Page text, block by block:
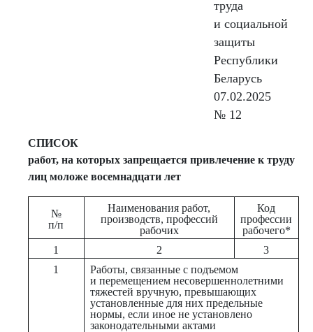
труда
и социальной
защиты
Республики
Беларусь
07.02.2025
№ 12
СПИСОК
работ, на которых запрещается привлечение к труду
лиц моложе восемнадцати лет
№
п/п
Наименования работ,
производств, профессий
рабочих
Код
профессии
рабочего*
1
2
3
1
Работы, связанные с подъемом
и перемещением несовершеннолетними
тяжестей вручную, превышающих
установленные для них предельные
нормы, если иное не установлено
законодательными актами